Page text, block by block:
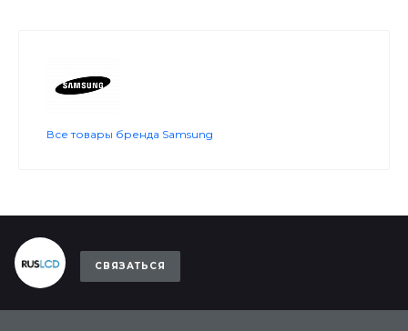
Все товары бренда Samsung
СВЯЗАТЬСЯ